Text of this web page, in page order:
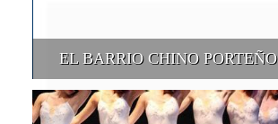
EL BARRIO CHINO PORTEÑO